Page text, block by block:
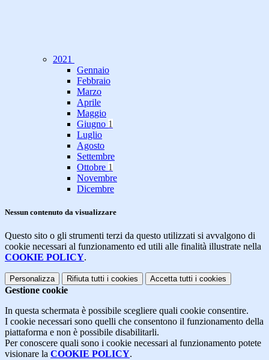
2021
Gennaio
Febbraio
Marzo
Aprile
Maggio
Giugno 1
Luglio
Agosto
Settembre
Ottobre 1
Novembre
Dicembre
Nessun contenuto da visualizzare
Questo sito o gli strumenti terzi da questo utilizzati si avvalgono di
cookie necessari al funzionamento ed utili alle finalità illustrate nella
COOKIE POLICY.
Personalizza Rifiuta tutti i cookies Accetta tutti i cookies
Gestione cookie
In questa schermata è possibile scegliere quali cookie consentire.
I cookie necessari sono quelli che consentono il funzionamento della
piattaforma e non è possibile disabilitarli.
Per conoscere quali sono i cookie necessari al funzionamento potete
visionare la COOKIE POLICY.